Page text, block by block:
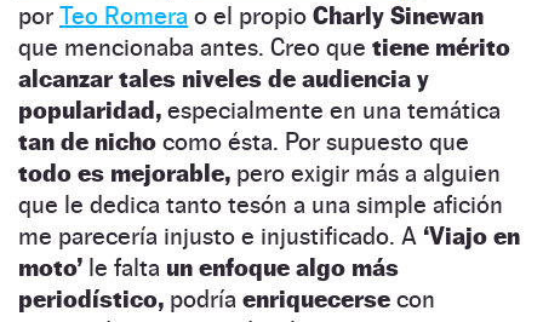
por Teo Romera o el propio Charly Sinewan
que mencionaba antes. Creo que tiene mérito
alcanzar tales niveles de audiencia y
popularidad, especialmente en una temática
tan de nicho como ésta. Por supuesto que
todo es mejorable, pero exigir más a alguien
que le dedica tanto tesón a una simple afición
me parecería injusto e injustificado. A ‘Viajo en
moto’ le falta un enfoque algo más
periodístico, podría enriquecerse con